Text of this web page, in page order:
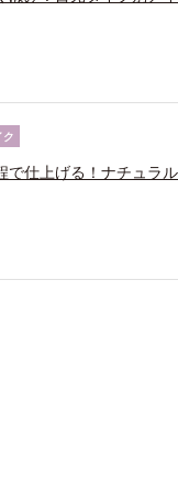
ク
で仕上げる！ナチュラ